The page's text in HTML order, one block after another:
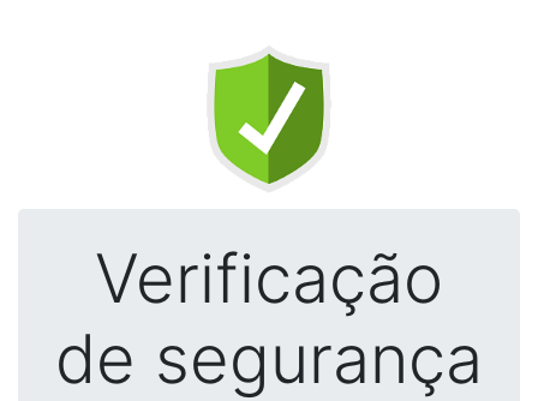
Verificação
de segurança